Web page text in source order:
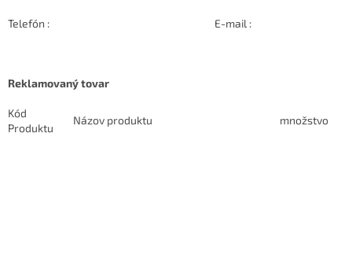
Telefón : E-mail :
Reklamovaný tovar
Kód
Produktu
Názov produktu množstvo